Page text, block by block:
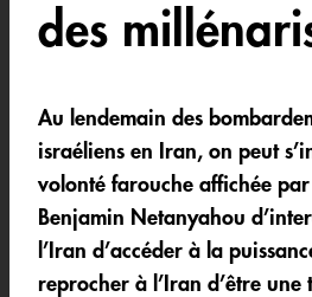
des
Au lendemain des
israéliens en Iran, on peut
volonté farouche affichée
Benjamin Netanyahou
l’Iran d’accéder à la
reprocher à l’Iran d’être une